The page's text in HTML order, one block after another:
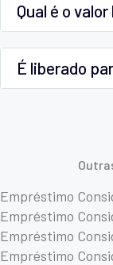
Qual é o
É liberado
Empréstimo
Empréstimo
Empréstimo
Empréstimo